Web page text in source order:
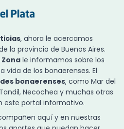
, ahora le acercamos
la provincia de Buenos Aires.
Zona le informamos sobre los
vida de los bonaerenses. El
bonaerenses, como Mar del
Necochea y muchas otras
este portal informativo.
aquí y en nuestras